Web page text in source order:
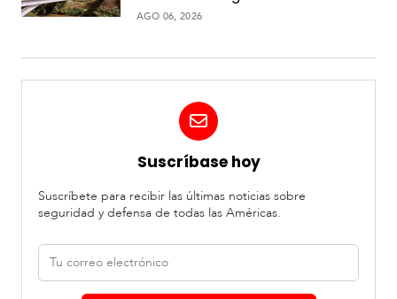
comunidades rurales
AGO 06, 2026
Suscríbase hoy
Suscríbete para recibir las últimas noticias sobre
seguridad y defensa de todas las Américas.
Correo
electrónico